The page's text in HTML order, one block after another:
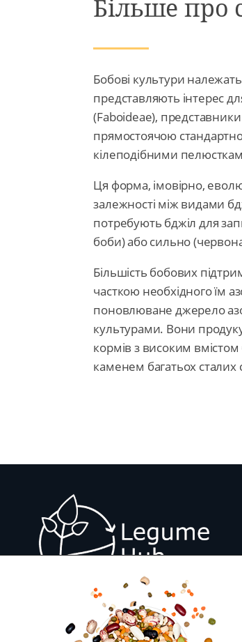
Більше про
Бобові культури
представляють інтерес
(Faboideae),
прямостоячою
кілеподібними
Ця форма, імовірно,
залежності між видами
потребують бджіл для
боби) або сильно
Більшість бобових
часткою необхідного їм
поновлюване джерело
культурами. Вони
кормів з високим
каменем багатьох